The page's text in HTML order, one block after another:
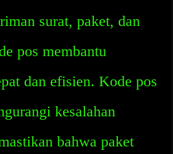
surat, paket, dan
pos membantu
dan efisien. Kode pos
kesalahan
bahwa paket